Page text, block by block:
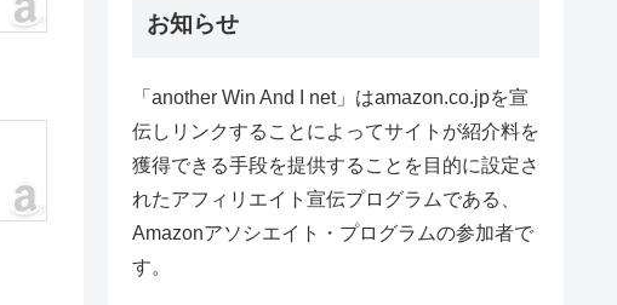
お知らせ
「another Win And I net」はamazon.co.jpを宣
伝しリンクすることによってサイトが紹介料を
獲得できる手段を提供することを目的に設定さ
れたアフィリエイト宣伝プログラムである、
Amazonアソシエイト・プログラムの参加者で
す。